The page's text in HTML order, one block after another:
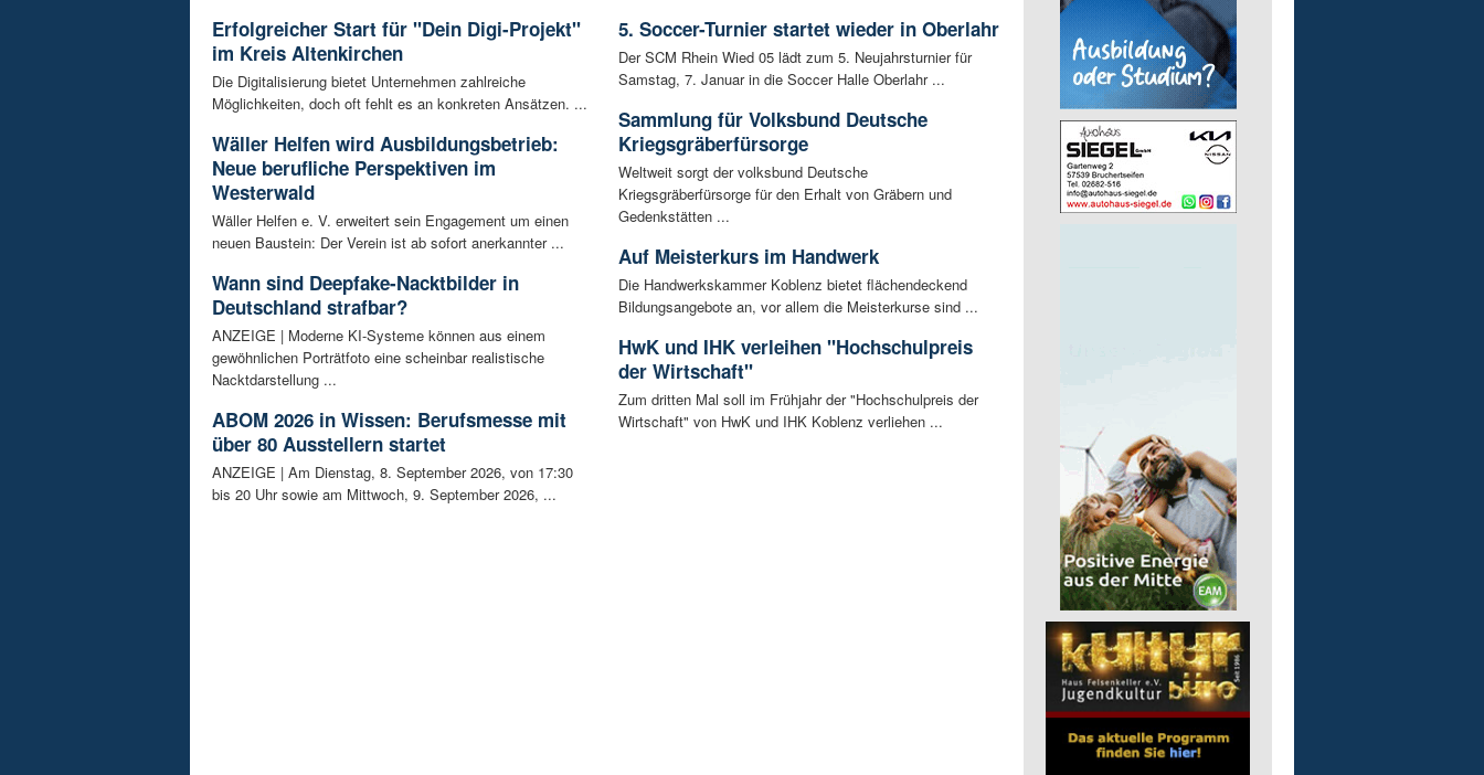
Erfolgreicher Start für "Dein Digi-Projekt"
im Kreis Altenkirchen
Die Digitalisierung bietet Unternehmen zahlreiche
Möglichkeiten, doch oft fehlt es an konkreten Ansätzen. ...
Wäller Helfen wird Ausbildungsbetrieb:
Neue berufliche Perspektiven im
Westerwald
Wäller Helfen e. V. erweitert sein Engagement um einen
neuen Baustein: Der Verein ist ab sofort anerkannter ...
Wann sind Deepfake-Nacktbilder in
Deutschland strafbar?
ANZEIGE | Moderne KI-Systeme können aus einem
gewöhnlichen Porträtfoto eine scheinbar realistische
Nacktdarstellung ...
ABOM 2026 in Wissen: Berufsmesse mit
über 80 Ausstellern startet
ANZEIGE | Am Dienstag, 8. September 2026, von 17:30
bis 20 Uhr sowie am Mittwoch, 9. September 2026, ...
5. Soccer-Turnier startet wieder in Oberlahr
Der SCM Rhein Wied 05 lädt zum 5. Neujahrsturnier für
Samstag, 7. Januar in die Soccer Halle Oberlahr ...
Sammlung für Volksbund Deutsche
Kriegsgräberfürsorge
Weltweit sorgt der volksbund Deutsche
Kriegsgräberfürsorge für den Erhalt von Gräbern und
Gedenkstätten ...
Auf Meisterkurs im Handwerk
Die Handwerkskammer Koblenz bietet flächendeckend
Bildungsangebote an, vor allem die Meisterkurse sind ...
HwK und IHK verleihen "Hochschulpreis
der Wirtschaft"
Zum dritten Mal soll im Frühjahr der "Hochschulpreis der
Wirtschaft" von HwK und IHK Koblenz verliehen ...